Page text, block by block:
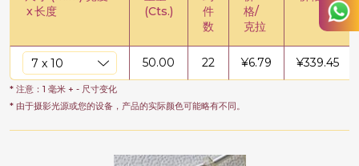
x长度
(Cts.)
件
数
格/
克拉
50.00 22 ¥6.79 ¥339.45
* 注意：1 毫米 + - 尺寸变化
* 由于摄影光源或您的设备，产品的实际颜色可能略有不同。